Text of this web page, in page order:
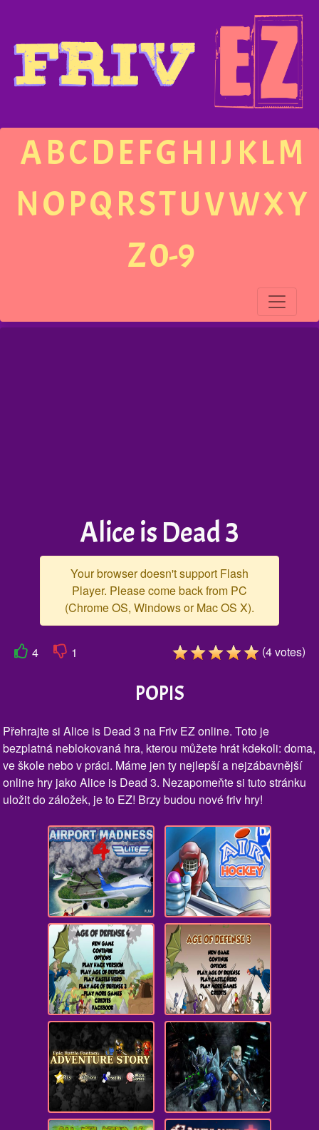
ABCDEFGH IJ KLM
NOPQRSTUVWXY
Z0-9
Alice is Dead 3
Your browser doesn't support Flash
Player. Please come back from PC
(Chrome OS, Windows or Mac OS X).
4 1 (4votes)
POPIS
Přehrajte si Alice is Dead 3 na Friv EZ online. Toto je
bezplatná neblokovaná hra, kterou můžete hrát kdekoli: doma,
ve škole nebo v práci. Máme jen ty nejlepší a nejzábavnější
online hry jako Alice is Dead 3. Nezapomeňte si tuto stránku
uložit do záložek, je to EZ! Brzy budou nové friv hry!